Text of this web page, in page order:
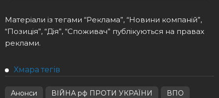
Матеріали із тегами “Реклама”, “Новини компаній”,
“Позиція”, “Дія”, “Споживач” публікуються на правах
реклами.
Хмара тегів
Анонси ВІЙНА рф ПРОТИ УКРАЇНИ
ВПО